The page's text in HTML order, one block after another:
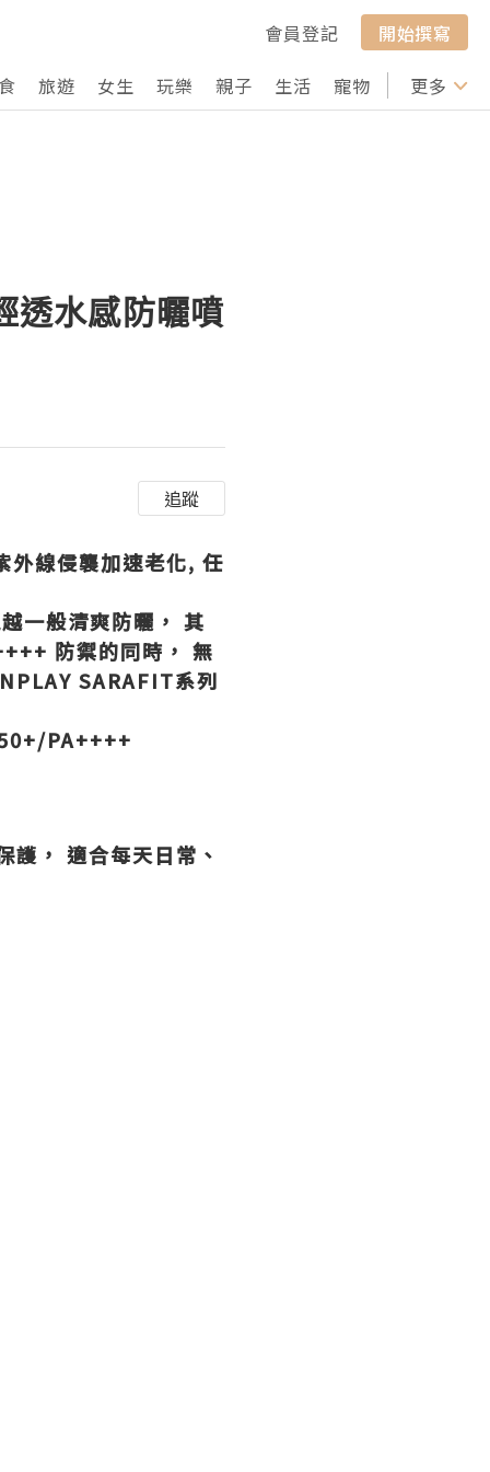
會員登記
開始撰寫
旅遊 女生 玩樂 親子 生活 寵物 行山 打卡
更多
透水感防曬噴
追蹤
外線侵襲加速老化, 任
一般清爽防曬， 其
防禦的同時， 無
SARAFIT系列
PA++++
， 適合每天日常、